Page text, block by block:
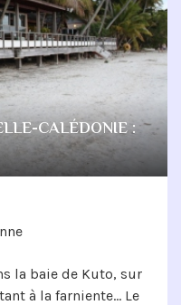
CALÉDONIE :
la baie de Kuto, sur
à la farniente… Le